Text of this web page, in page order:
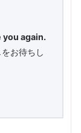
you again.
お待ちし